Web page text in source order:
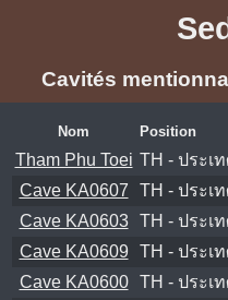
Cavités
Nom Position
Tham Phu Toei TH - ประเ
Cave KA0607
TH - ประเ
Cave KA0603
TH - ประเ
Cave KA0609
TH - ประเ
Cave KA0600
TH - ประเ